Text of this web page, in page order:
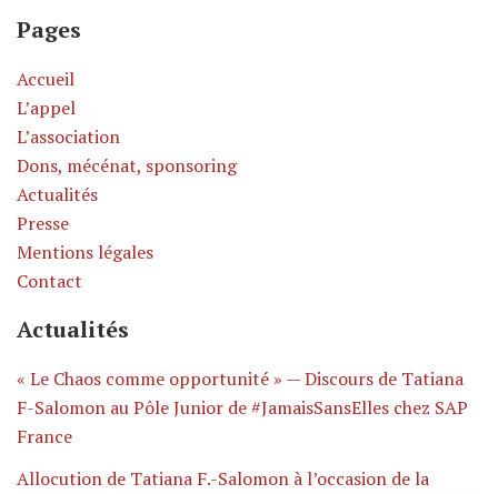
Pages
Accueil
L’appel
L’association
Dons, mécénat, sponsoring
Actualités
Presse
Mentions légales
Contact
Actualités
« Le Chaos comme opportunité » — Discours de Tatiana
F-Salomon au Pôle Junior de #JamaisSansElles chez SAP
France
Allocution de Tatiana F.-Salomon à l’occasion de la